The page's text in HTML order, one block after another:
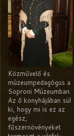
Közművelő és
múzeumpedagógus a
Soproni Múzeumban.
Az ő konyhájában sül
ki, hogy mi is ez az
egész,
fűszernövényeket